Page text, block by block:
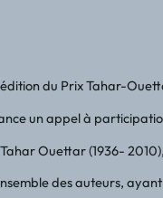
du Prix Tahar-
un appel à
Ouettar (1936-
des auteurs,